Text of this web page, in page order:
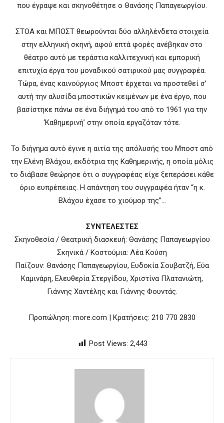
που έγραψε και σκηνοθέτησε ο Θανάσης Παπαγεωργίου.
ΣΤΟΑ και ΜΠΟΣΤ θεωρούνται δύο αλληλένδετα στοιχεία
στην ελληνική σκηνή, αφού επτά φορές ανέβηκαν στο
θέατρο αυτό με τεράστια καλλιτεχνική και εμπορική
επιτυχία έργα του μοναδικού σατιρικού μας συγγραφέα.
Τώρα, ένας καινούργιος Μποστ έρχεται να προστεθεί σ’
αυτή την αλυσίδα μποστικών κειμένων με ένα έργο, που
βασίστηκε πάνω σε ένα διήγημά του από το 1961 για την
‘Καθημερινή’ στην οποία εργαζόταν τότε.
Το διήγημα αυτό έγινε η αιτία της απόλυσής του Μποστ από
την Ελένη Βλάχου, εκδότρια της Καθημερινής, η οποία μόλις
το διάβασε θεώρησε ότι ο συγγραφέας είχε ξεπεράσει κάθε
όριο ευπρέπειας. Η απάντηση του συγγραφέα ήταν “η κ.
Βλάχου έχασε το χιούμορ της”…
ΣΥΝΤΕΛΕΣΤΕΣ
Σκηνοθεσία / Θεατρική διασκευή: Θανάσης Παπαγεωργίου
Σκηνικά / Κοστούμια: Λέα Κούση
Παίζουν: Θανάσης Παπαγεωργίου, Ευδοκία Σουβατζή, Εύα
Καμινάρη, Ελευθερία Στεργίδου, Χριστίνα Πλατανιώτη,
Γιάννης Χαντέλης και Γιάννης Φουντάς.
Προπώληση: more.com | Κρατήσεις: 210 770 2830
Post Views: 2,443